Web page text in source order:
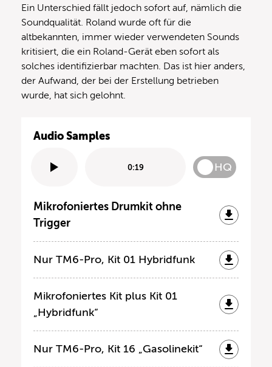
Ein Unterschied fällt jedoch sofort auf, nämlich die
Soundqualität. Roland wurde oft für die
altbekannten, immer wieder verwendeten Sounds
kritisiert, die ein Roland-Gerät eben sofort als
solches identifizierbar machten. Das ist hier anders,
der Aufwand, der bei der Erstellung betrieben
wurde, hat sich gelohnt.
Audio Samples
0:19 HQ
Mikrofoniertes Drumkit ohne
Trigger
Nur TM6-Pro, Kit 01 Hybridfunk
Mikrofoniertes Kit plus Kit 01
„Hybridfunk“
Nur TM6-Pro, Kit 16 „Gasolinekit“